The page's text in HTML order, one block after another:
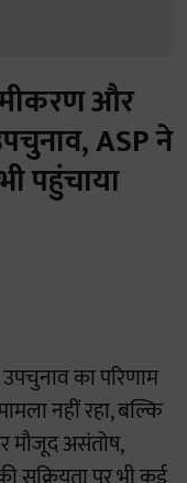
और
ASP ने
पहुंचाया
का परिणाम
नहीं रहा, बल्कि
मौजूद असंतोष,